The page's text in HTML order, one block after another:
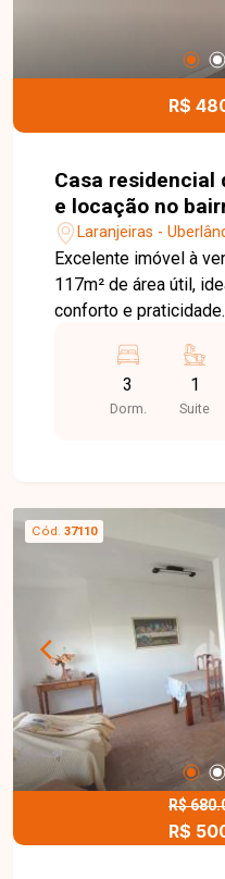
R$
Casa residencial
e locação no
Uberlândia-MG
Laranjeiras -
Excelente imóvel à
117m² de área útil,
conforto e praticidade. Casa conta
social. A copa e a
espaçosas. Além
carros e portão
3
Dorm.
1
Suite
Cód. 37110
R$
R$